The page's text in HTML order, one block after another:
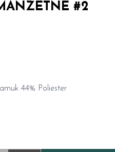
#2
44% Poliester